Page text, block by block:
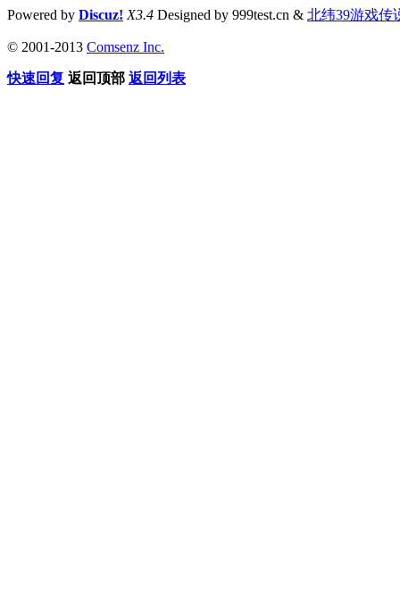
Powered by Discuz! X3.4 Designed by 999test.cn & 北纬39游戏传
© 2001-2013 Comsenz Inc.
快速回复 返回顶部 返回列表